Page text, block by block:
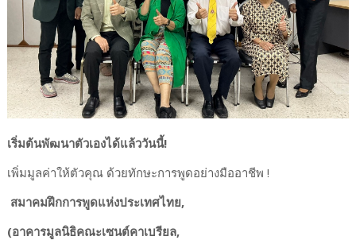
เริ่มต้นพัฒนาตัวเองได้แล้ววันนี้!
เพิ่มมูลค่าให้ตัวคุณ ด้วยทักษะการพูดอย่างมืออาชีพ !
สมาคมฝึกการพูดแห่งประเทศไทย,
(อาคารมูลนิธิคณะเซนต์คาเบรียล,